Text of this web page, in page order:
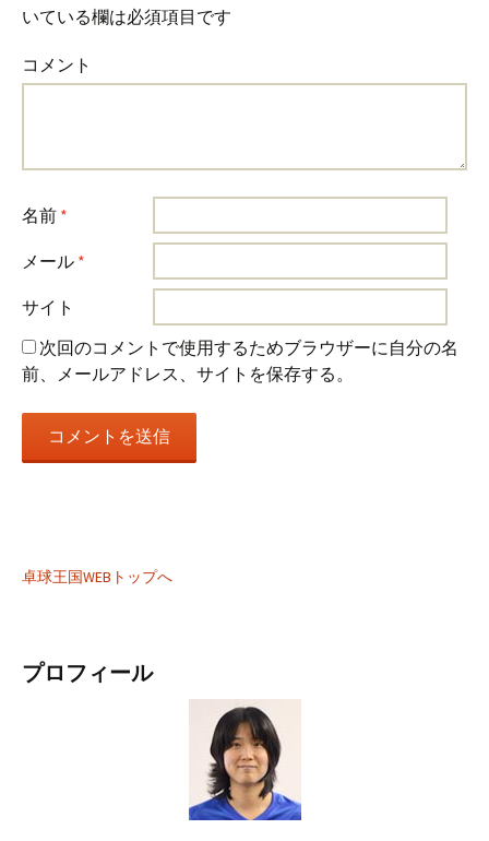
いている欄は必須項目です
コメント
名前 *
メール *
サイト
次回のコメントで使用するためブラウザーに自分の名
前、メールアドレス、サイトを保存する。
卓球王国WEBトップへ
プロフィール